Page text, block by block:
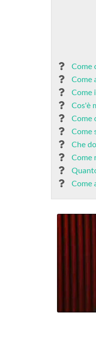
Come
Come
Come
Cos'è
Come
Come
Che
Come
Come